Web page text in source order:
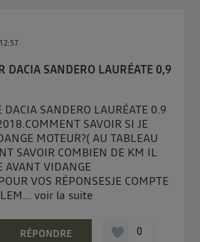
12:57
DACIA SANDERO LAURÉATE 0,9
DACIA SANDERO LAURÉATE 0.9
SAVOIR SI JE
MOTEUR?( AU TABLEAU
SAVOIR COMBIEN DE KM IL
AVANT VIDANGE
VOS RÉPONSESJE COMPTE
voir la suite
RÉPONDRE 0